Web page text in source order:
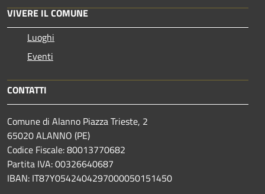
VIVERE IL COMUNE
Luoghi
Eventi
CONTATTI
Comune di Alanno Piazza Trieste, 2
65020 ALANNO (PE)
Codice Fiscale: 80013770682
Partita IVA: 00326640687
IBAN: IT87Y0542404297000050151450